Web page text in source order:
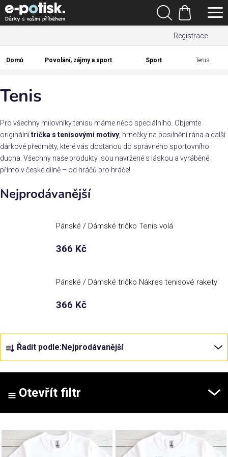
Přejít
na
obsah
Registrace
Hledat
Nákupní
košík
pro
Rodina
/
Láska
Povolání,
Oblečení
Přihlášení
Domů
Domů Povolání, zájmy a sport Sport Tenis
Tenis
Pro všechny milovníky tenisu máme něco speciálního. Objemte
originálnítrička s tenisovými motivy , hrnečky na posilnění rána a další
dárkové předměty, které vás dostanou do správného sportovního
ducha. Všechny naše produkty jsou navržené s láskou a vyráběné
přímo v české dílně – od hráčů pro hráče!
Nejprodávanější
Pánské / Dámské tričko Tenis volá
366 Kč
Pánské / Dámské tričko Nákres tenisové rakety
366 Kč
z
r
o
Řadit podle:Nejprodávanější
Otevřít filtr
V
ý